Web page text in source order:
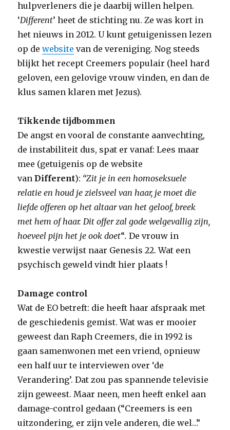
hulpverleners die je daarbij willen helpen.
‘Different’ heet de stichting nu. Ze was kort in
het nieuws in 2012. U kunt getuigenissen lezen
op dewebsite van de vereniging. Nog steeds
blijkt het recept Creemers populair (heel hard
geloven, een gelovige vrouw vinden, en dan de
klus samen klaren met Jezus).
Tikkende tijdbommen
De angst en vooral de constante aanvechting,
de instabiliteit dus, spat er vanaf: Lees maar
mee (getuigenis op de website
vanDifferent): “Zit je in een homoseksuele
relatie en houd je zielsveel van haar, je moet die
liefde offeren op het altaar van het geloof, breek
met hem of haar. Dit offer zal gode welgevallig zijn,
hoeveel pijn het je ook doet“.De vrouw in
kwestie verwijst naar Genesis 22. Wat een
psychisch geweld vindt hier plaats !
Damage control
Wat de EO betreft: die heeft haar afspraak met
de geschiedenis gemist. Wat was er mooier
geweest dan Raph Creemers, die in 1992 is
gaan samenwonen met een vriend, opnieuw
een half uur te interviewen over ‘de
Verandering’. Dat zou pas spannende televisie
zijn geweest. Maar neen, men heeft enkel aan
damage-control gedaan (“Creemers is een
uitzondering, er zijn vele anderen, die wel…”